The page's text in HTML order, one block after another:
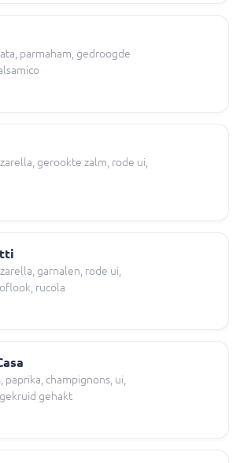
parmaham, gedroogde
gerookte zalm, rode ui,
garnalen, rode ui,
rucola
paprika, champignons, ui,
gehakt